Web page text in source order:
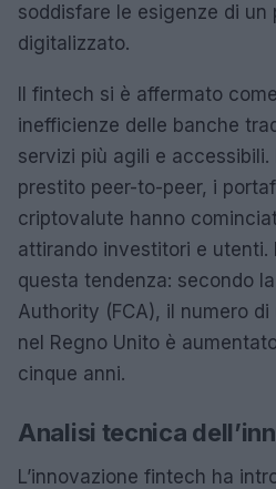
soddisfare le esigenze di un
digitalizzato.
Il fintech si è affermato
inefficienze delle banche
servizi più agili e
prestito peer-to-peer, i
criptovalute hanno
attirando investitori e utenti.
questa tendenza: secondo
Authority (FCA), il numero
nel Regno Unito è
cinque anni.
Analisi tecnica
L’innovazione fintech ha